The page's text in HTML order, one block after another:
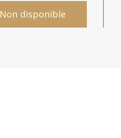
Non disponible